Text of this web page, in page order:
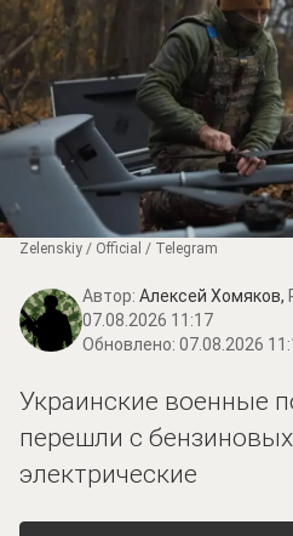
Zеlеnskiу / Оfficiаl / Telegram
Автор: Алексей Хомяков,
07.08.2026 11:17
Обновлено: 07.08.2026
Украинские военные
перешли с
электрические